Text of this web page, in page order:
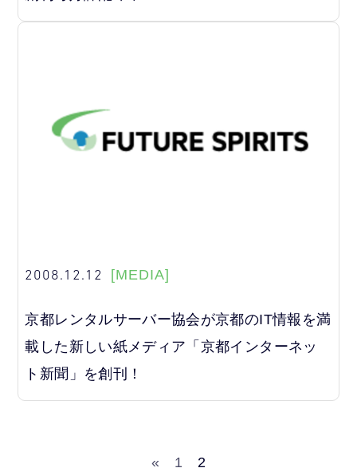
2008.12.12 [MEDIA]
京都レンタルサーバー協会が京都のIT情報を満
載した新しい紙メディア「京都インターネッ
ト新聞」を創刊！
« 1 2